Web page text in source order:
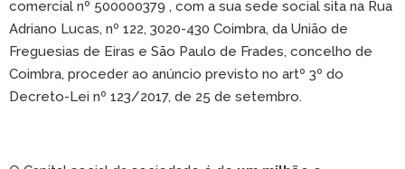
comercial nº 500000379 , com a sua sede social sita na Rua
Adriano Lucas, nº 122, 3020-430 Coimbra, da União de
Freguesias de Eiras e São Paulo de Frades, concelho de
Coimbra, proceder ao anúncio previsto no artº 3º do
Decreto-Lei nº 123/2017, de 25 de setembro.